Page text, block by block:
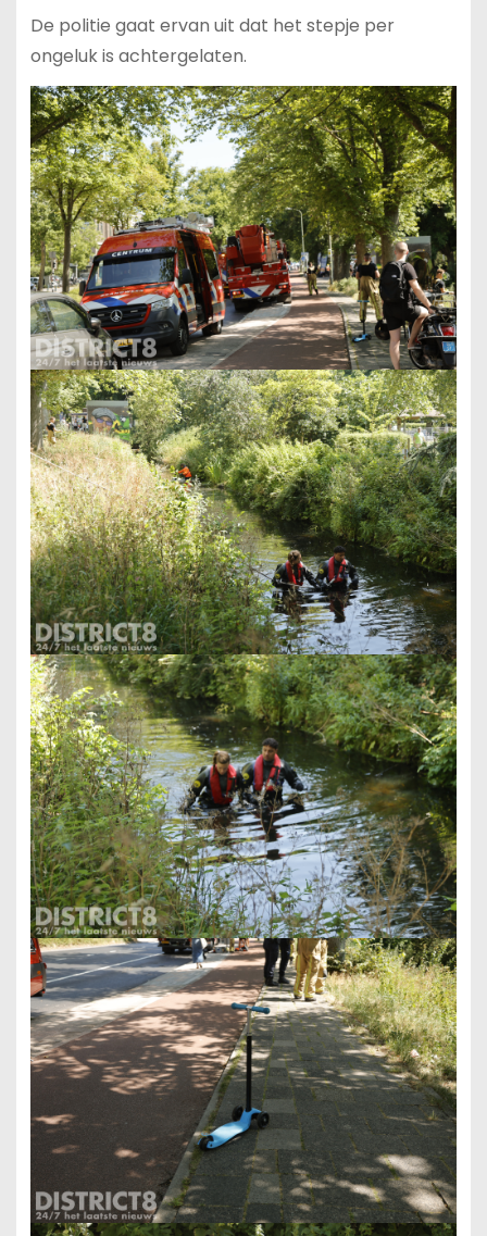
De politie gaat ervan uit dat het stepje per
ongeluk is achtergelaten.